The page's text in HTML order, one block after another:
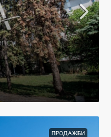
ПРОДАЖБИ